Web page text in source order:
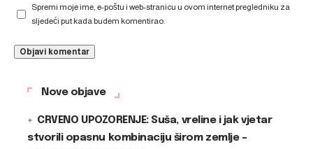
Spremi moje ime, e-poštu i web-stranicu u ovom internet pregledniku za
sljedeći put kada budem komentirao.
Nove objave
CRVENO UPOZORENJE: Suša, vreline i jak vjetar
stvorili opasnu kombinaciju širom zemlje –